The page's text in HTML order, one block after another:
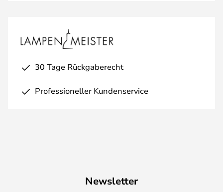
30 Tage Rückgaberecht
Professioneller Kundenservice
Newsletter